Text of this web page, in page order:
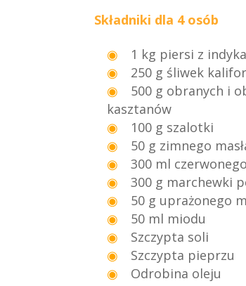
Składniki dla 4 osób
1 kg piersi z indyka
250 g śliwek
500 g obranych i
kasztanów
100 g szalotki
50 g zimnego
300 ml
300 g marchewki
50 g uprażonego
50 ml miodu
Szczypta soli
Szczypta pieprzu
Odrobina oleju